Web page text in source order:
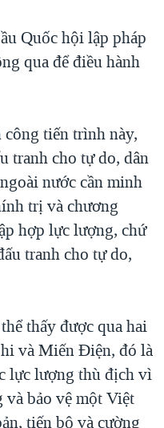
Quốc hội lập pháp
qua để điều hành
tiến trình này,
tranh cho tự do, dân
nước cần minh
trị và chương
hợp lực lượng, chứ
tranh cho tự do,
thấy được qua hai
và Miến Điện, đó là
lực lượng thù địch vì
bảo vệ một Việt
tiến bộ và cường